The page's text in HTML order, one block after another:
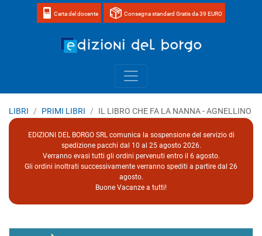
Carta del docente Consegna standard Gratis da 39 EURO
LIBRI PRIMI LIBRI IL LIBRO CHE FA LA NANNA - AGNELLINO
EDIZIONI DEL BORGO SRL comunica la sospensione del servizio di
spedizione pacchi dal 10 al 25 agosto 2026.
Verranno evasi tutti gli ordini pervenuti entro il 6 agosto.
Gli ordini inoltrati successivamente verranno spediti a partire dal 26
agosto.
Buone Vacanze a tutti!